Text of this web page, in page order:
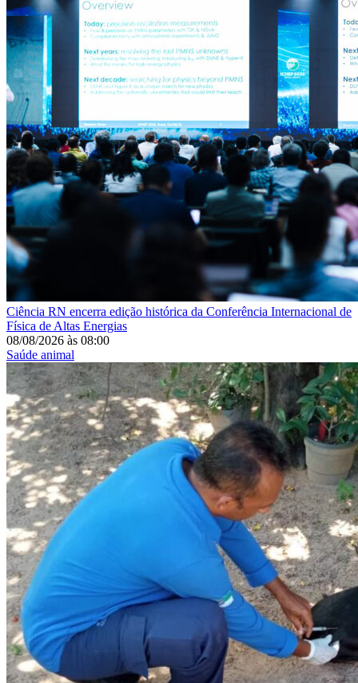
Ciência RN encerra edição histórica da Conferência Internacional de
Física de Altas Energias
08/08/2026 às 08:00
Saúde animal